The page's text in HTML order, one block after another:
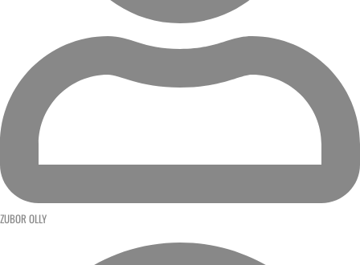
ZUBOR OLLY